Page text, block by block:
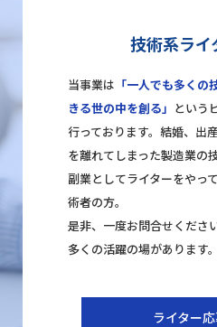
技術系ライ
当事業は 「一人でも多く
きる世の中を創る」 という
行っております。結婚、出
を離れてしまった製造業の
副業としてライターをやっ
術者の方。
是非、一度お問合せください
多くの活躍の場があります。
ライター